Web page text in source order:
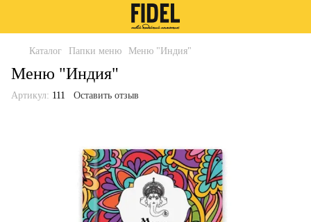
Каталог Папки меню Меню "Индия"
Меню "Индия"
Артикул: 111 Оставить отзыв